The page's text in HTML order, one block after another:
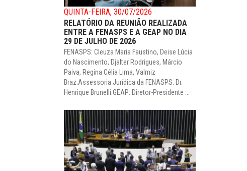
QUINTA-FEIRA, 30/07/2026
RELATÓRIO DA REUNIÃO REALIZADA
ENTRE A FENASPS E A GEAP NO DIA
29 DE JULHO DE 2026
FENASPS: Cleuza Maria Faustino, Deise Lúcia
do Nascimento, Djalter Rodrigues, Márcio
Paiva, Regina Célia Lima, Valmiz
Braz.Assessoria Jurídica da FENASPS: Dr.
Henrique Brunelli.GEAP: Diretor-Presidente ...